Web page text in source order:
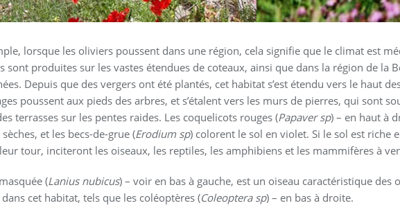
lorsque les oliviers poussent dans une région, cela signifie que le climat est
sont produites sur les vastes étendues de coteaux, ainsi que dans la région de la
Depuis que des vergers ont été plantés, cet habitat s’est étendu vers le haut
poussent aux pieds des arbres, et s’étalent vers les murs de pierres, qui sont
terrasses sur les pentes raides. Les coquelicots rouges (Papaver sp) – en haut à
et les becs-de-grue (Erodium sp) colorent le sol en violet. Si le sol est riche
tour, inciteront les oiseaux, les reptiles, les amphibiens et les mammifères à
(Lanius nubicus) – voir en bas à gauche, est un oiseau caractéristique des
cet habitat, tels que les coléoptères (Coleoptera sp) – en bas à droite.